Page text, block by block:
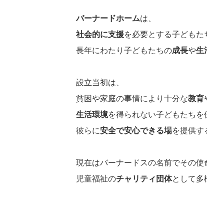
バーナードホームは、
社会的に支援を必要とする子どもた
長年にわたり子どもたちの成長や生
設立当初は、
貧困や家庭の事情により十分な教育
生活環境を得られない子どもたちを
彼らに安全で安心できる場を提供す
現在はバーナードスの名前でその使
児童福祉のチャリティ団体として多